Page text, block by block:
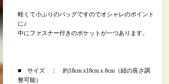
軽くて小ぶりのバッグですのでオシャレのポイント
に♪
中にファスナー付きのポケットが一つあります。
■ サイズ ： 約18cm x18cm x 8cm（紐の長さ調
整可能）